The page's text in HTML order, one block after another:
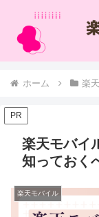
ホーム 楽
PR
楽天モバイ
知っておく
楽天モバイル